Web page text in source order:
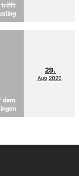
trifft
dem
29.
Aug 2026